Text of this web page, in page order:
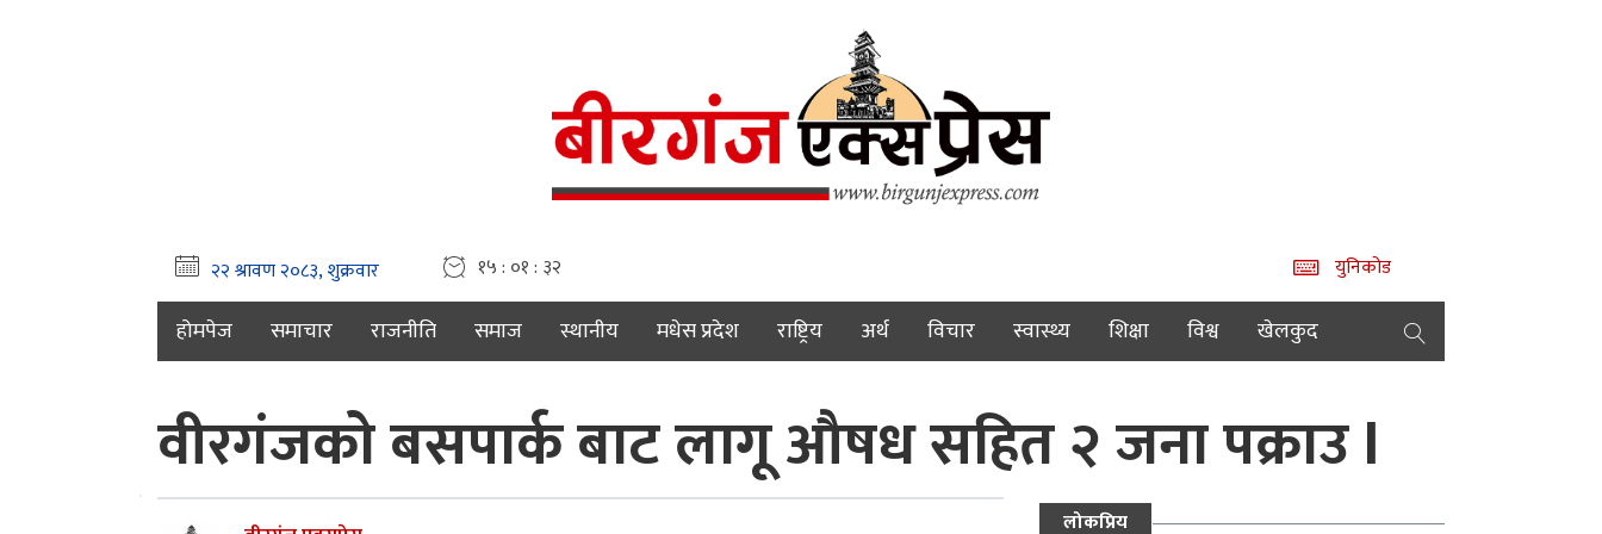
१५ : ०१ : ३३ युनिकोड
होमपेज समाचार राजनीति समाज स्थानीय मधेस प्रदेश राष्ट्रिय अर्थ विचार स्वास्थ्य शिक्षा विश्व खेलकुद
वीरगंजको बसपार्क बाट लागू औषध सहित २ जना पक्राउ l
लोकप्रिय